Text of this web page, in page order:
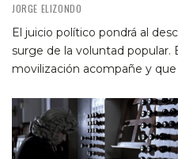
JORGE ELIZONDO
El juicio político pondrá al
surge de la voluntad popular.
movilización acompañe y